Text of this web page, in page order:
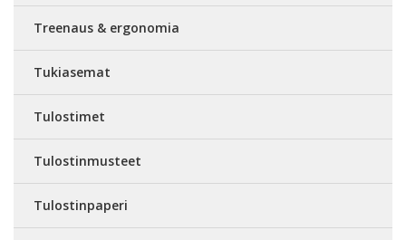
Treenaus & ergonomia
Tukiasemat
Tulostimet
Tulostinmusteet
Tulostinpaperi